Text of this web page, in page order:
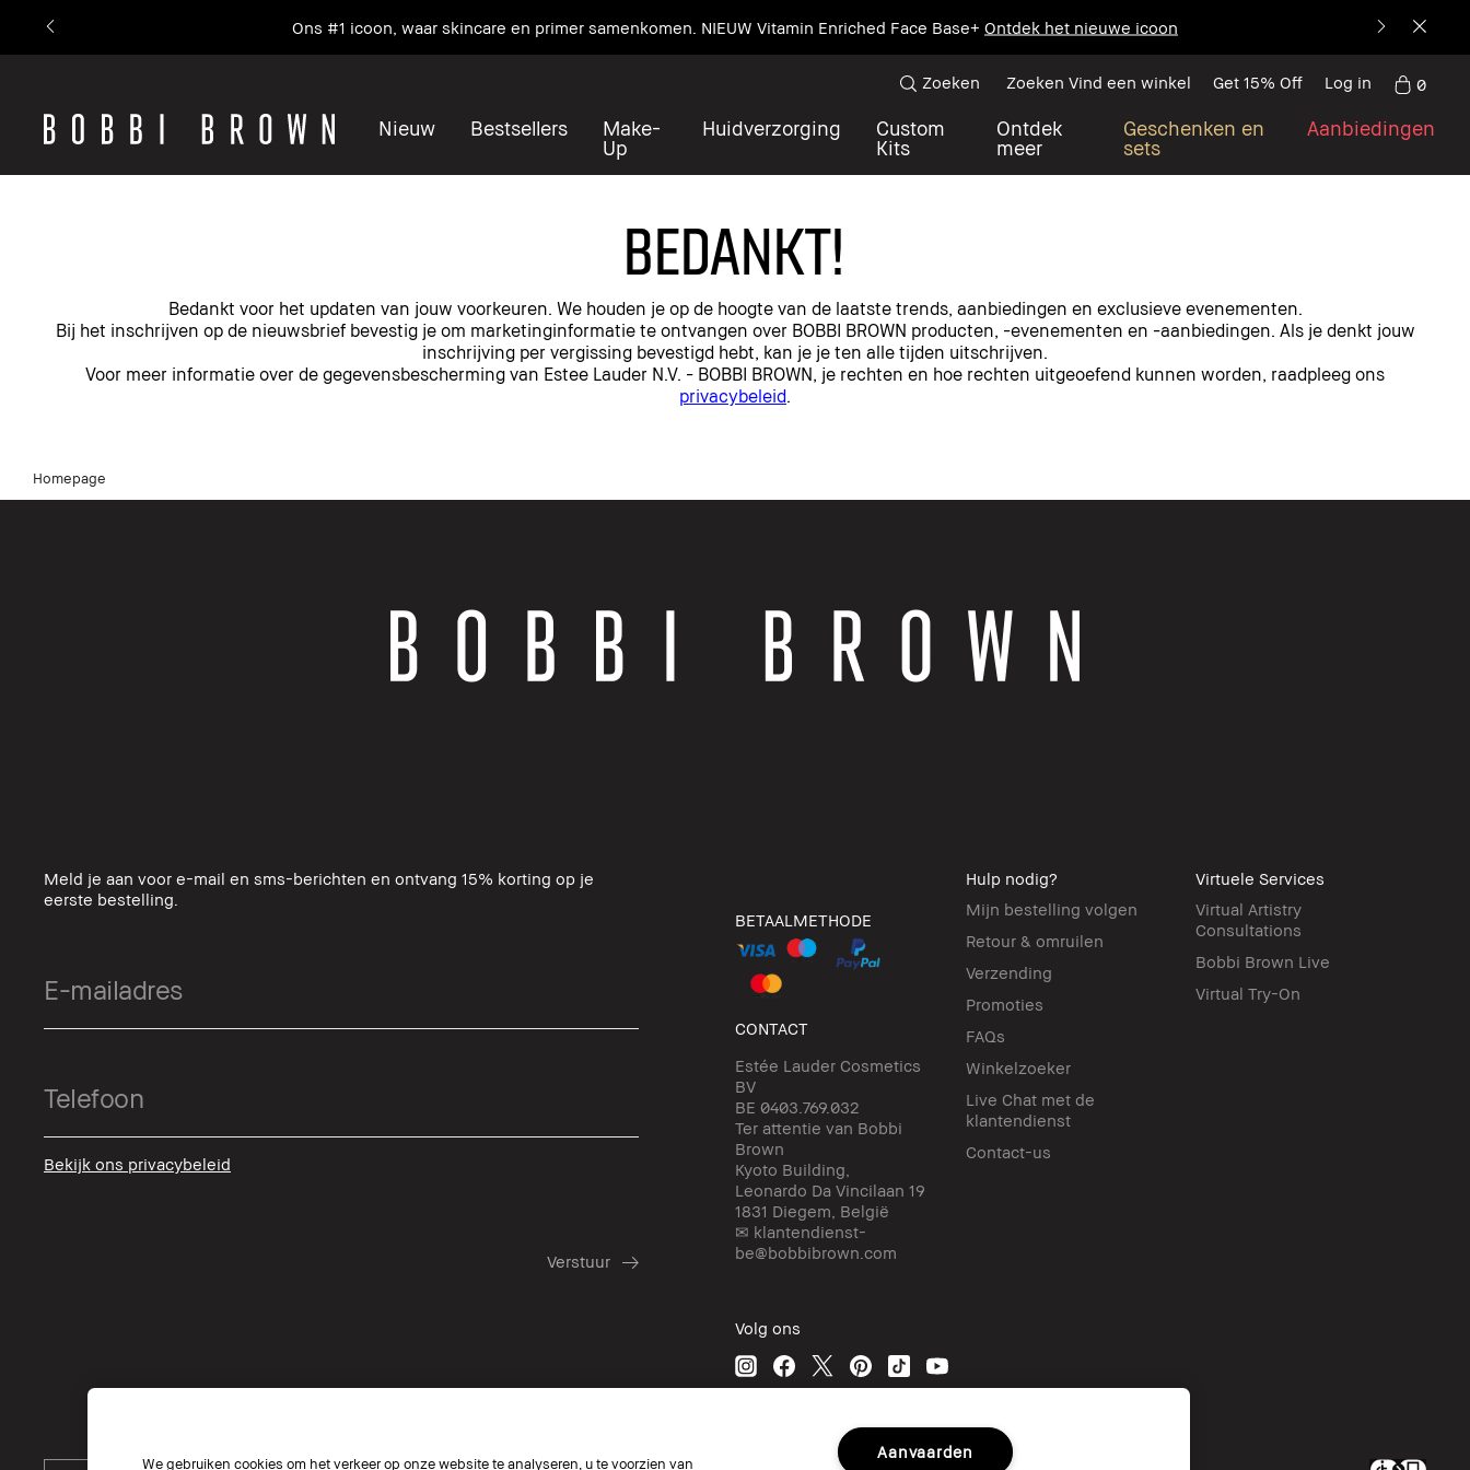
Ons #1 icoon, waar skincare en primer samenkomen. NIEUW Vitamin Enriched Face Base+ Ontdek het nieuwe icoon
Nieuw Bestsellers
Make-
Up
Huidverzorging
Custom
Kits
Ontdek
meer
Geschenken en
sets
Aanbiedingen
Zoeken Zoeken Vind een winkel Get 15% Off Log in 0
BEDANKT!
Bedankt voor het updaten van jouw voorkeuren. We houden je op de hoogte van de laatste trends, aanbiedingen en exclusieve evenementen.
Bij het inschrijven op de nieuwsbrief bevestig je om marketinginformatie te ontvangen over BOBBI BROWN producten, -evenementen en -aanbiedingen. Als je denkt jouw
inschrijving per vergissing bevestigd hebt, kan je je ten alle tijden uitschrijven.
Voor meer informatie over de gegevensbescherming van Estee Lauder N.V. - BOBBI BROWN, je rechten en hoe rechten uitgeoefend kunnen worden, raadpleeg ons
privacybeleid.
Homepage
Meld je aan voor e-mail en sms-berichten en ontvang 15% korting op je
eerste bestelling.
Bekijk ons privacybeleid
BETAALMETHODE
CONTACT
Estée Lauder Cosmetics
BV
BE 0403.769.032
Ter attentie van Bobbi
Brown
Kyoto Building,
Leonardo Da Vincilaan 19
1831 Diegem, België
✉ klantendienst-
be@bobbibrown.com
Hulp nodig?
Mijn bestelling volgen
Retour & omruilen
Verzending
Promoties
FAQs
Winkelzoeker
Live Chat met de
klantendienst
Contact-us
Virtuele Services
Virtual Artistry
Consultations
Bobbi Brown Live
Virtual Try-On
Volg ons
We gebruiken cookies om het verkeer op onze website te analyseren, u te voorzien van
Aanvaarden